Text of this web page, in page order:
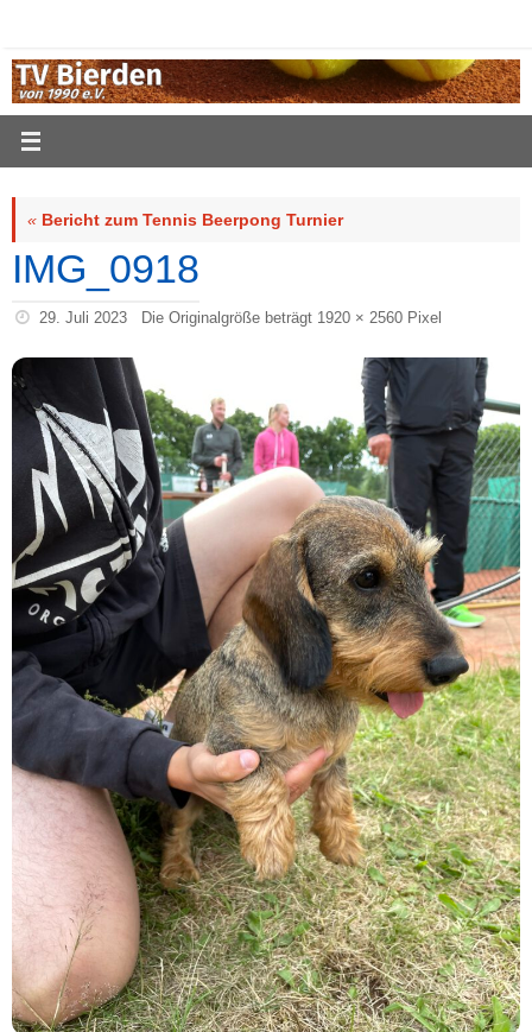
springen
« Bericht zum Tennis Beerpong Turnier
IMG_0918
29. Juli 2023 Die Originalgröße beträgt 1920 × 2560Pixel